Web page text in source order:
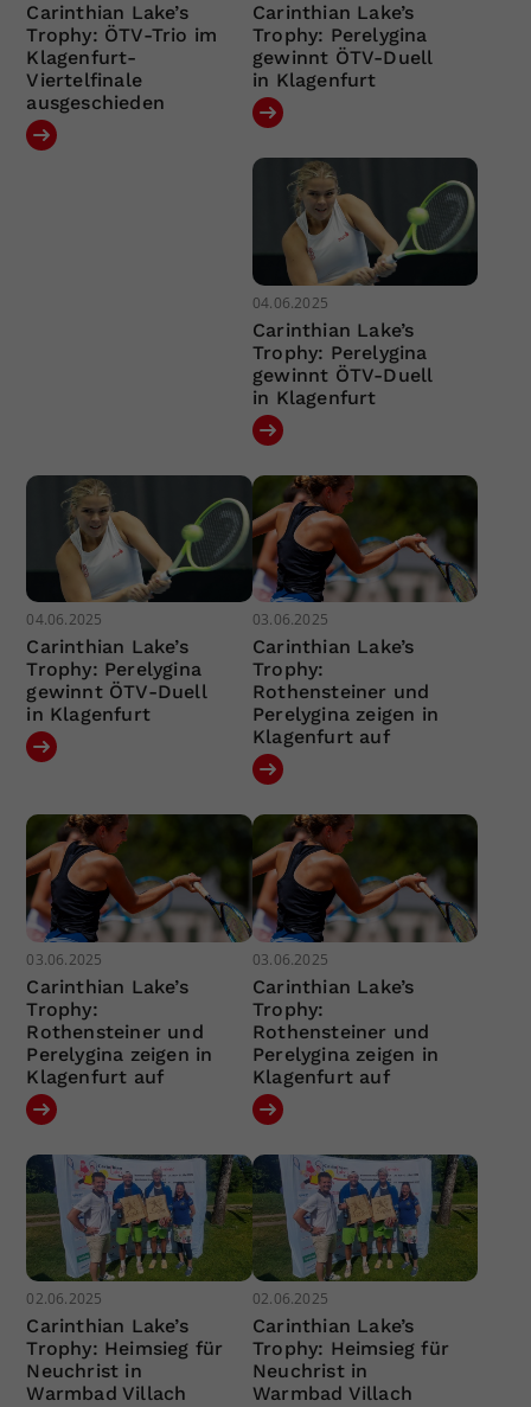
Carinthian Lake’s
Trophy: ÖTV-Trio im
Klagenfurt-
Viertelfinale
ausgeschieden
Carinthian Lake’s
Trophy: Perelygina
gewinnt ÖTV-Duell
in Klagenfurt
04.06.2025
Carinthian Lake’s
Trophy: Perelygina
gewinnt ÖTV-Duell
in Klagenfurt
04.06.2025
Carinthian Lake’s
Trophy: Perelygina
gewinnt ÖTV-Duell
in Klagenfurt
03.06.2025
Carinthian Lake’s
Trophy:
Rothensteiner und
Perelygina zeigen in
Klagenfurt auf
03.06.2025
Carinthian Lake’s
Trophy:
Rothensteiner und
Perelygina zeigen in
Klagenfurt auf
03.06.2025
Carinthian Lake’s
Trophy:
Rothensteiner und
Perelygina zeigen in
Klagenfurt auf
02.06.2025
Carinthian Lake’s
Trophy: Heimsieg für
Neuchrist in
Warmbad Villach
02.06.2025
Carinthian Lake’s
Trophy: Heimsieg für
Neuchrist in
Warmbad Villach